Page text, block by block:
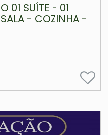
01 SUÍTE - 01
- COZINHA -